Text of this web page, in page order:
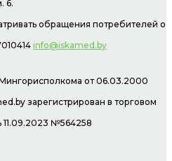
6.
обращения потребителей о
info@iskamed.by
от 06.03.2000
зарегистрирован в торговом
11.09.2023 №564258